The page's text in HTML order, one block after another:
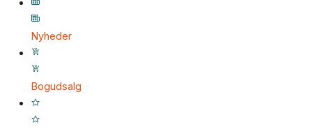
Nyheder
Bogudsalg